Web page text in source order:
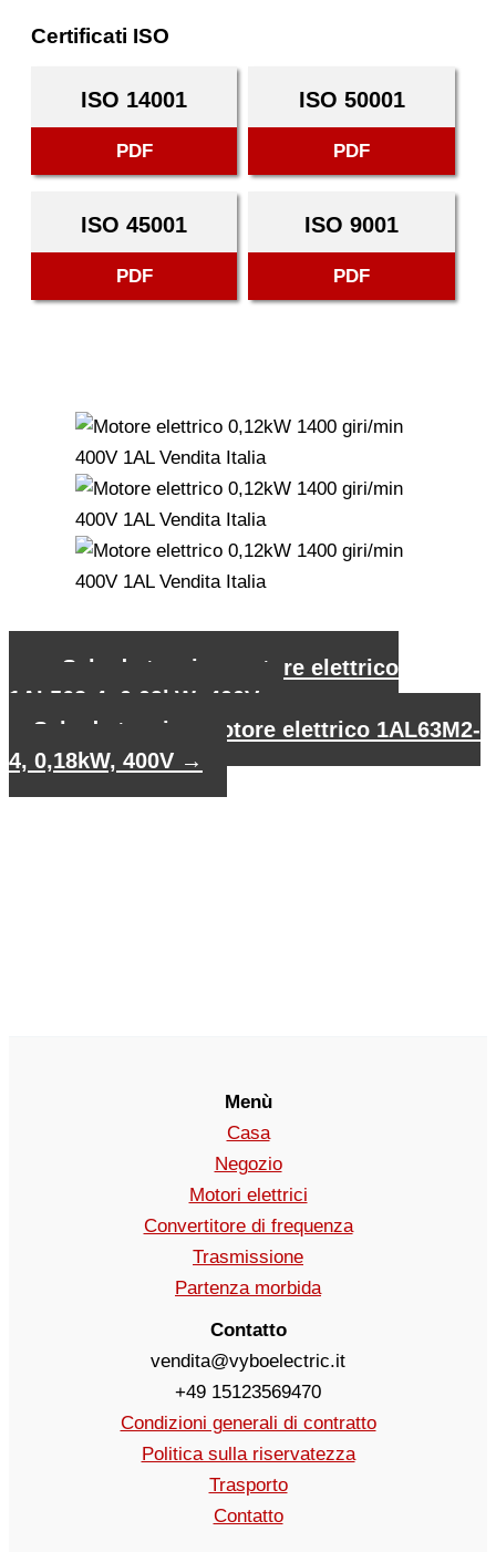
Certificati ISO
ISO 14001
PDF
ISO 50001
PDF
ISO 45001
PDF
ISO 9001
PDF
Scheda tecnica motore elettrico
1AL562-4, 0,09kW, 400V
Scheda tecnica motore elettrico 1AL63M2-
4, 0,18kW, 400V →
Menù
Casa
Negozio
Motori elettrici
Convertitore di frequenza
Trasmissione
Partenza morbida
Contatto
vendita@vyboelectric.it
+49 15123569470
Condizioni generali di contratto
Politica sulla riservatezza
Trasporto
Contatto